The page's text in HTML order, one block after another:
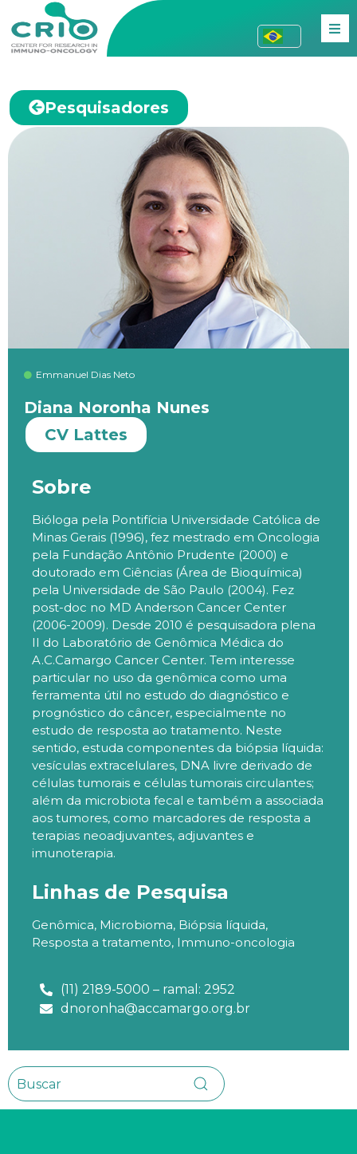
Pesquisadores
Emmanuel Dias Neto
Diana Noronha Nunes
CV Lattes
Sobre
Bióloga pela Pontifícia Universidade Católica de
Minas Gerais (1996), fez mestrado em Oncologia
pela Fundação Antônio Prudente (2000) e
doutorado em Ciências (Área de Bioquímica)
pela Universidade de São Paulo (2004). Fez
post-doc no MD Anderson Cancer Center
(2006-2009). Desde 2010 é pesquisadora plena
II do Laboratório de Genômica Médica do
A.C.Camargo Cancer Center. Tem interesse
particular no uso da genômica como uma
ferramenta útil no estudo do diagnóstico e
prognóstico do câncer, especialmente no
estudo de resposta ao tratamento. Neste
sentido, estuda componentes da biópsia líquida:
vesículas extracelulares, DNA livre derivado de
células tumorais e células tumorais circulantes;
além da microbiota fecal e também a associada
aos tumores, como marcadores de resposta a
terapias neoadjuvantes, adjuvantes e
imunoterapia.
Linhas de Pesquisa
Genômica, Microbioma, Biópsia líquida,
Resposta a tratamento, Immuno-oncologia
(11) 2189-5000 – ramal: 2952
dnoronha@accamargo.org.br